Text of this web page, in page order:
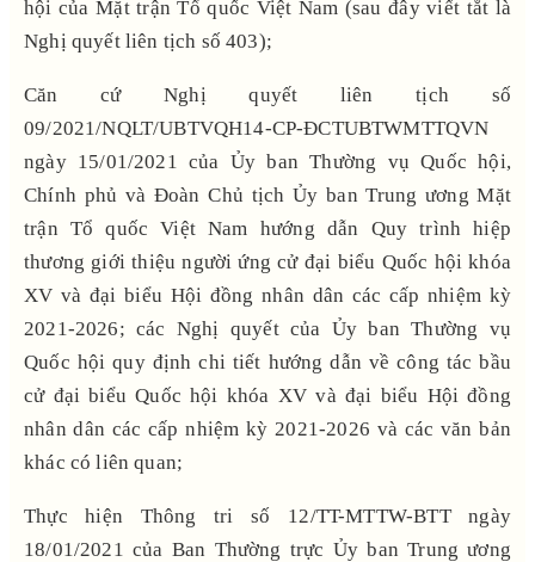
hội của Mặt trận Tổ quốc Việt Nam (sau đây viết tắt là
Nghị quyết liên tịch số 403);
Căn cứ Nghị quyết liên tịch số
09/2021/NQLT/UBTVQH14-CP-ĐCTUBTWMTTQVN
ngày 15/01/2021 của Ủy ban Thường vụ Quốc hội,
Chính phủ và Đoàn Chủ tịch Ủy ban Trung ương Mặt
trận Tổ quốc Việt Nam hướng dẫn Quy trình hiệp
thương giới thiệu người ứng cử đại biểu Quốc hội khóa
XV và đại biểu Hội đồng nhân dân các cấp nhiệm kỳ
2021-2026; các Nghị quyết của Ủy ban Thường vụ
Quốc hội quy định chi tiết hướng dẫn về công tác bầu
cử đại biểu Quốc hội khóa XV và đại biểu Hội đồng
nhân dân các cấp nhiệm kỳ 2021-2026 và các văn bản
khác có liên quan;
Thực hiện Thông tri số 12/TT-MTTW-BTT ngày
18/01/2021 của Ban Thường trực Ủy ban Trung ương